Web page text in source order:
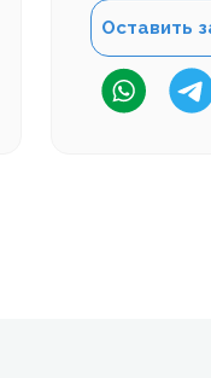
Оставить